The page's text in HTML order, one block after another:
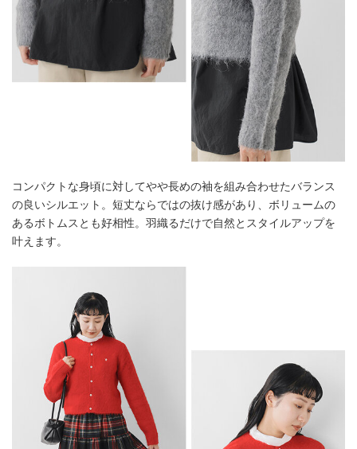
コンパクトな身頃に対してやや長めの袖を組み合わせたバランス
の良いシルエット。短丈ならではの抜け感があり、ボリュームの
あるボトムスとも好相性。羽織るだけで自然とスタイルアップを
叶えます。